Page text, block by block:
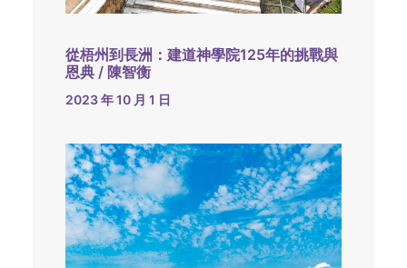
從梧州到長洲：建道神學院125年的挑戰與
恩典 / 陳智衡
2023 年 10 月 1 日